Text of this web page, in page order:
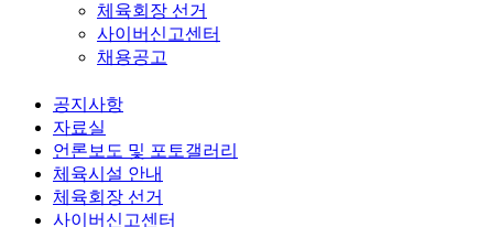
체육회장 선거
사이버신고센터
채용공고
공지사항
자료실
언론보도 및 포토갤러리
체육시설 안내
체육회장 선거
사이버신고센터